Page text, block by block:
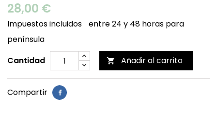
28,00 €
Impuestos incluidos
entre 24 y 48 horas para
península
Cantidad
 Añadir al carrito
Compartir